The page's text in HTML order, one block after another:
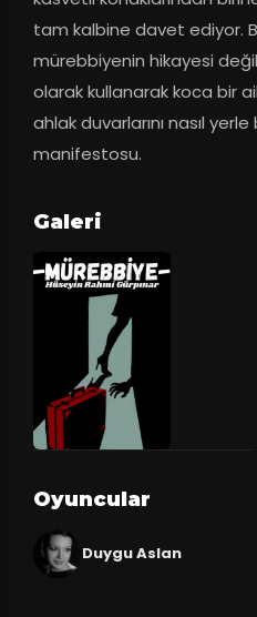
tam kalbine davet ediyor.
mürebbiyenin hikayesi değil;
olarak kullanarak koca bir
ahlak duvarlarını nasıl
manifestosu.
Galeri
Oyuncular
Duygu Aslan